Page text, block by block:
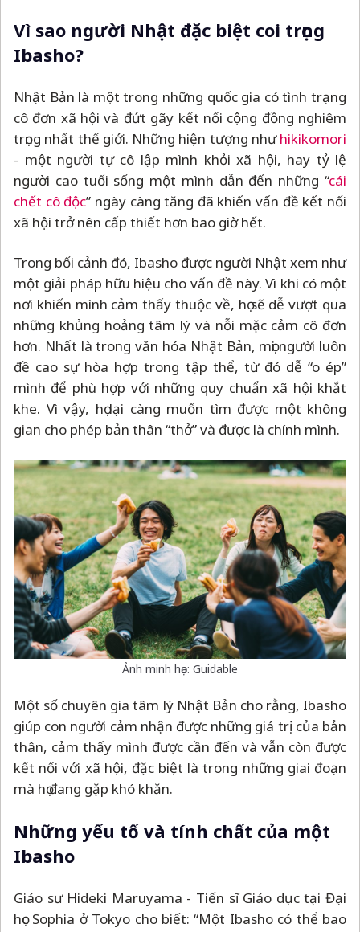
Vì sao người Nhật đặc biệt coi trọng
Ibasho?
Nhật Bản là một trong những quốc gia có tình trạng
cô đơn xã hội và đứt gãy kết nối cộng đồng nghiêm
trọng nhất thế giới. Những hiện tượng nhưhikikomori
- một người tự cô lập mình khỏi xã hội, hay tỷ lệ
người cao tuổi sống một mình dẫn đến những “cái
chết cô độc” ngày càng tăng đã khiến vấn đề kết nối
xã hội trở nên cấp thiết hơn bao giờ hết.
Trong bối cảnh đó, Ibasho được người Nhật xem như
một giải pháp hữu hiệu cho vấn đề này. Vì khi có một
nơi khiến mình cảm thấy thuộc về, họ sẽ dễ vượt qua
những khủng hoảng tâm lý và nỗi mặc cảm cô đơn
hơn. Nhất là trong văn hóa Nhật Bản, mọi người luôn
đề cao sự hòa hợp trong tập thể, từ đó dễ “o ép”
mình để phù hợp với những quy chuẩn xã hội khắt
khe. Vì vậy, họ lại càng muốn tìm được một không
gian cho phép bản thân “thở” và được là chính mình.
Ảnh minh họa: Guidable
Một số chuyên gia tâm lý Nhật Bản cho rằng, Ibasho
giúp con người cảm nhận được những giá trị của bản
thân, cảm thấy mình được cần đến và vẫn còn được
kết nối với xã hội, đặc biệt là trong những giai đoạn
mà họ đang gặp khó khăn.
Những yếu tố và tính chất của một
Ibasho
Giáo sư Hideki Maruyama - Tiến sĩ Giáo dục tại Đại
học Sophia ở Tokyo cho biết: “Một Ibasho có thể bao